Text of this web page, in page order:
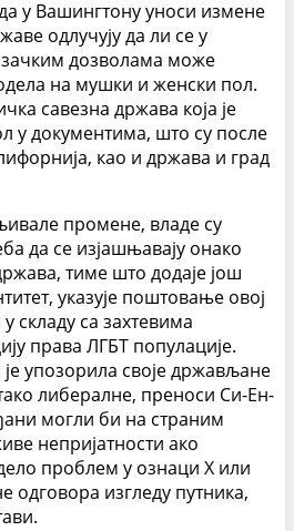
у Вашингтону уноси измене
одлучују да ли се у
дозволама може
на мушки и женски пол.
савезна држава која је
у документима, што су после
као и држава и град
промене, владе су
да се изјашњавају онако
тиме што додаје још
указује поштовање овој
складу са захтевима
права ЛГБТ популације.
упозорила своје држављане
либералне, преноси Си-Ен-
могли би на страним
непријатности ако
проблем у ознаци X или
одговора изгледу путника,